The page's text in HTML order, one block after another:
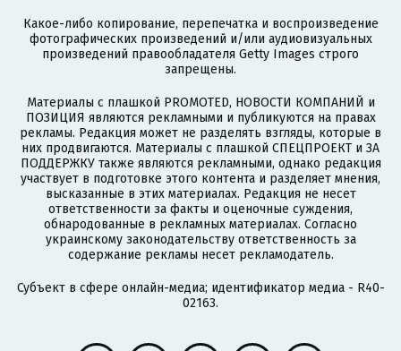
Какое-либо копирование, перепечатка и воспроизведение
фотографических произведений и/или аудиовизуальных
произведений правообладателя Getty Images строго
запрещены.
Материалы с плашкой PROMOTED, НОВОСТИ КОМПАНИЙ и
ПОЗИЦИЯ являются рекламными и публикуются на правах
рекламы. Редакция может не разделять взгляды, которые в
них продвигаются. Материалы с плашкой СПЕЦПРОЕКТ и ЗА
ПОДДЕРЖКУ также являются рекламными, однако редакция
участвует в подготовке этого контента и разделяет мнения,
высказанные в этих материалах. Редакция не несет
ответственности за факты и оценочные суждения,
обнародованные в рекламных материалах. Согласно
украинскому законодательству ответственность за
содержание рекламы несет рекламодатель.
Субъект в сфере онлайн-медиа; идентификатор медиа - R40-
02163.